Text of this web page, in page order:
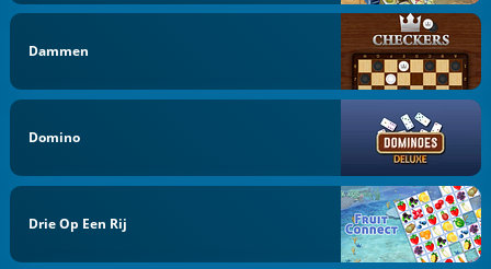
Dammen
Domino
Drie Op Een Rij